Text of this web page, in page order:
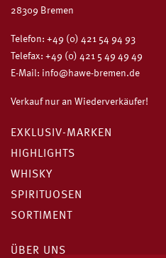
28309 Bremen
Telefon: +49 (0) 421 54 94 93
Telefax: +49 (0) 421 5 49 49 49
E-Mail: info@hawe-bremen.de
Verkauf nur an Wiederverkäufer!
EXKLUSIV-MARKEN
HIGHLIGHTS
WHISKY
SPIRITUOSEN
SORTIMENT
ÜBER UNS